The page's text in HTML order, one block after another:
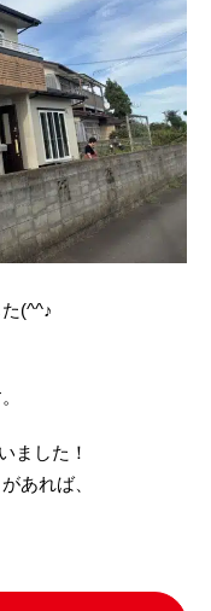
(^^♪
ました！
あれば、